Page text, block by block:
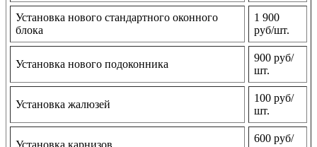
Установка нового стандартного оконного
блока
1 900
руб/шт.
Установка нового подоконника
900 руб/
шт.
Установка жалюзей
100 руб/
шт.
600 руб/